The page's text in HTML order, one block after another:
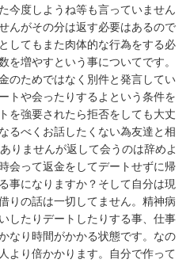
今度しようね等も言っていません
んがその分は返す必要はあるので
してもまた肉体的な行為をする必
を増やすという事についてです。
のためではなく別件と発言してい
トや会ったりするよという条件を
を強要されたら拒否をしても大丈
るべくお話したくない為友達と相
りませんが返して会うのは辞めよ
会って返金をしてデートせずに帰
事になりますか？そして自分は現
りの話は一切してません。精神病
したりデートしたりする事、仕事
なり時間がかかる状態です。なの
より倍かかります。自分で作って